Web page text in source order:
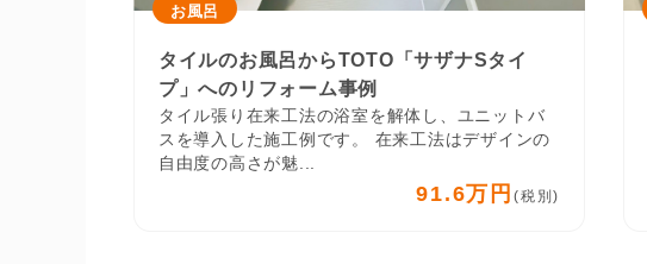
お風呂
タイルのお風呂からTOTO「サザナSタイ
プ」へのリフォーム事例
タイル張り在来工法の浴室を解体し、ユニットバ
スを導入した施工例です。 在来工法はデザインの
自由度の高さが魅...
91.6万円 (税別)